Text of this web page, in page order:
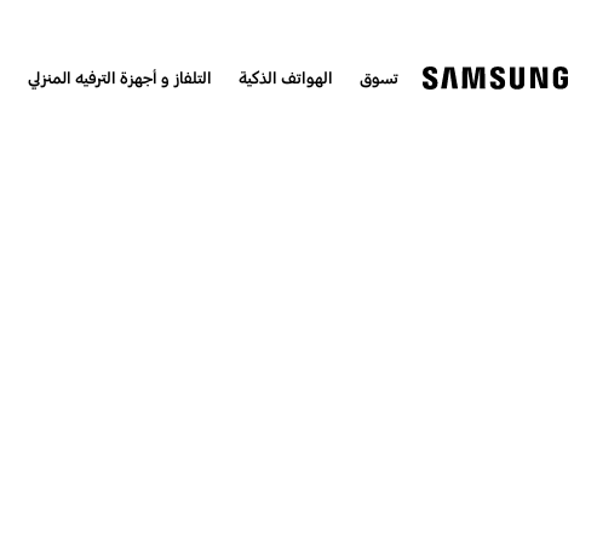
تسوق الهواتف الذكية التلفاز و أجهزة الترفيه المنزلي